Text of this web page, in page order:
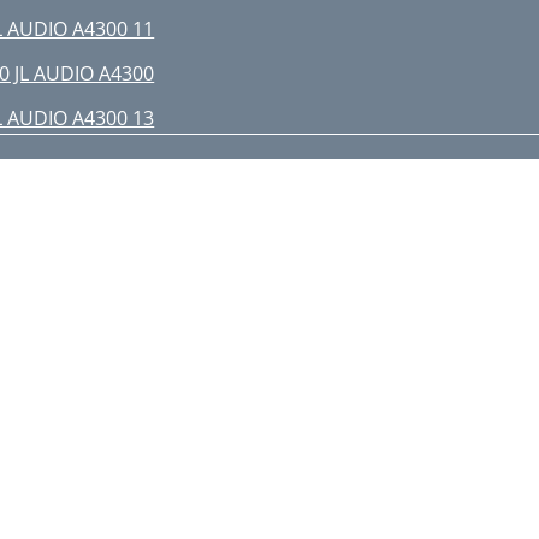
AUDIO A4300 11
JL AUDIO A4300
AUDIO A4300 13
JL AUDIO A4300